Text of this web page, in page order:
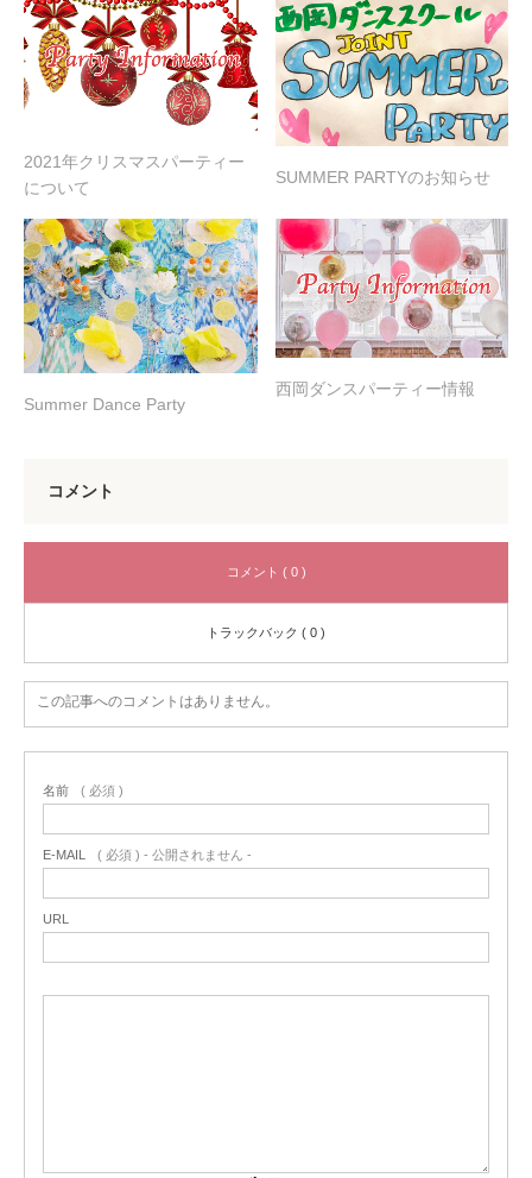
2021年クリスマスパーティー
について
SUMMER PARTYのお知らせ
Summer Dance Party
西岡ダンスパーティー情報
コメント
コメント ( 0 )
トラックバック ( 0 )
この記事へのコメントはありません。
名前 ( 必須 )
E-MAIL ( 必須 ) - 公開されません -
URL